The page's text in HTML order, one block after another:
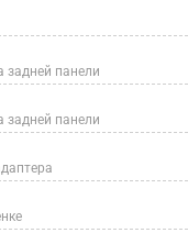
задней панели
задней панели